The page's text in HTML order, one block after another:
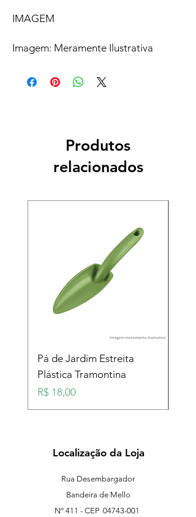
IMAGEM
Imagem: Meramente Ilustrativa
Produtos
relacionados
Pá de Jardim Estreita
Plástica Tramontina
Preço
R$ 18,00
Localização da Loja
Rua Desembargador
Bandeira de Mello
Nº 411 - CEP 04743-001